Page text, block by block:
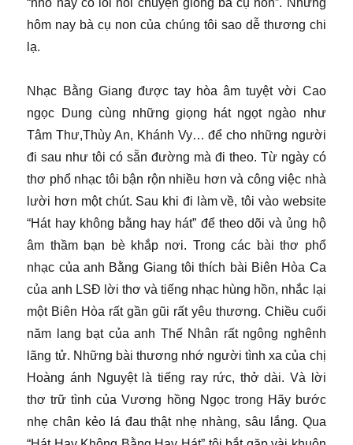
“nhỏ này có lối nói chuyện giống bà cụ non”. Nhưng
hôm nay bà cụ non của chúng tôi sao dễ thương chi
lạ.
Nhạc Bằng Giang được tay hòa âm tuyệt vời Cao
ngọc Dung cùng những giọng hát ngọt ngào như
Tâm Thư,Thùy An, Khánh Vy… để cho những người
đi sau như tôi có sẵn đường mà đi theo. Từ ngày có
thơ phổ nhạc tôi bận rộn nhiều hơn và công việc nhà
lười hơn một chút. Sau khi đi làm về, tôi vào website
“Hát hay không bằng hay hát” để theo dõi và ủng hộ
âm thầm bạn bè khắp nơi. Trong các bài thơ phổ
nhạc của anh Bằng Giang tôi thích bài Biên Hòa Ca
của anh LSĐ lời thơ và tiếng nhạc hùng hồn, nhắc lại
một Biên Hòa rất gần gũi rất yêu thương. Chiều cuối
năm lang bạt của anh Thế Nhân rất ngông nghênh
lãng tử. Những bài thương nhớ người tình xa của chị
Hoàng ánh Nguyệt là tiếng ray rức, thở dài. Và lời
thơ trữ tình của Vương hồng Ngọc trong Hãy bước
nhẹ chân kẻo lá đau thật nhẹ nhàng, sâu lắng. Qua